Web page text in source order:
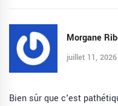
Morgane
juillet 11, 2026
Bien sûr que c'est